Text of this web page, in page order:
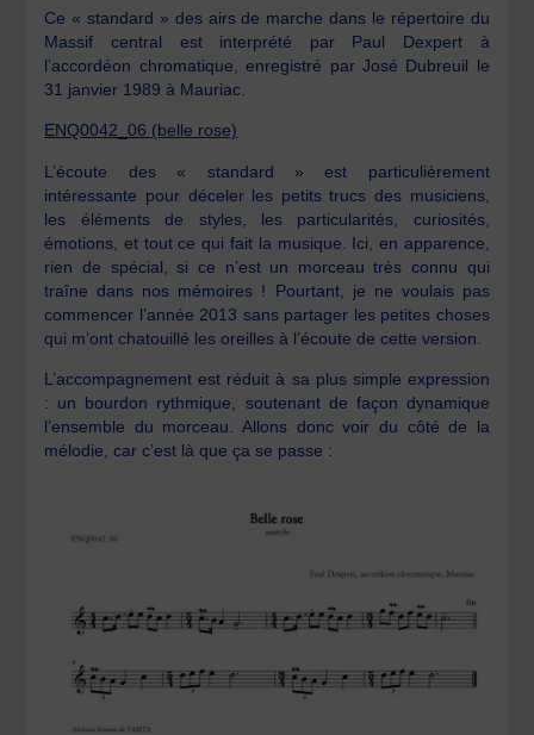
Ce « standard » des airs de marche dans le répertoire du
Massif central est interprété par Paul Dexpert à
l’accordéon chromatique, enregistré par José Dubreuil le
31 janvier 1989 à Mauriac.
ENQ0042_06 (belle rose)
L’écoute des « standard » est particulièrement
intéressante pour déceler les petits trucs des musiciens,
les éléments de styles, les particularités, curiosités,
émotions, et tout ce qui fait la musique. Ici, en apparence,
rien de spécial, si ce n’est un morceau très connu qui
traîne dans nos mémoires ! Pourtant, je ne voulais pas
commencer l’année 2013 sans partager les petites choses
qui m’ont chatouillé les oreilles à l’écoute de cette version.
L’accompagnement est réduit à sa plus simple expression
: un bourdon rythmique, soutenant de façon dynamique
l’ensemble du morceau. Allons donc voir du côté de la
mélodie, car c’est là que ça se passe :